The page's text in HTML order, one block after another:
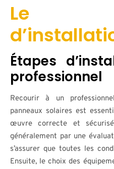
Le
Étapes
professionnel
Recourir à un
panneaux solaires est
œuvre correcte et
généralement par une
s’assurer que toutes les
Ensuite, le choix des